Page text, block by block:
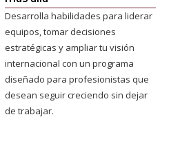
Desarrolla habilidades para liderar
equipos, tomar decisiones
estratégicas y ampliar tu visión
internacional con un programa
diseñado para profesionistas que
desean seguir creciendo sin dejar
de trabajar.